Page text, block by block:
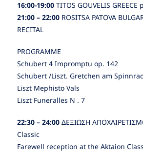
16:00-19:00 TITOS GOUVELIS
21:00 – 22:00 ROSITSA PATOVA
RECITAL
PROGRAMME
Schubert 4 Impromptu op. 142
Schubert /Liszt. Gretchen am
Liszt Mephisto Vals
Liszt Funeralles N . 7
22:30 – 24:00 ΔΕΞΙΩΣΗ
Classic
Farewell reception at the Aktaion